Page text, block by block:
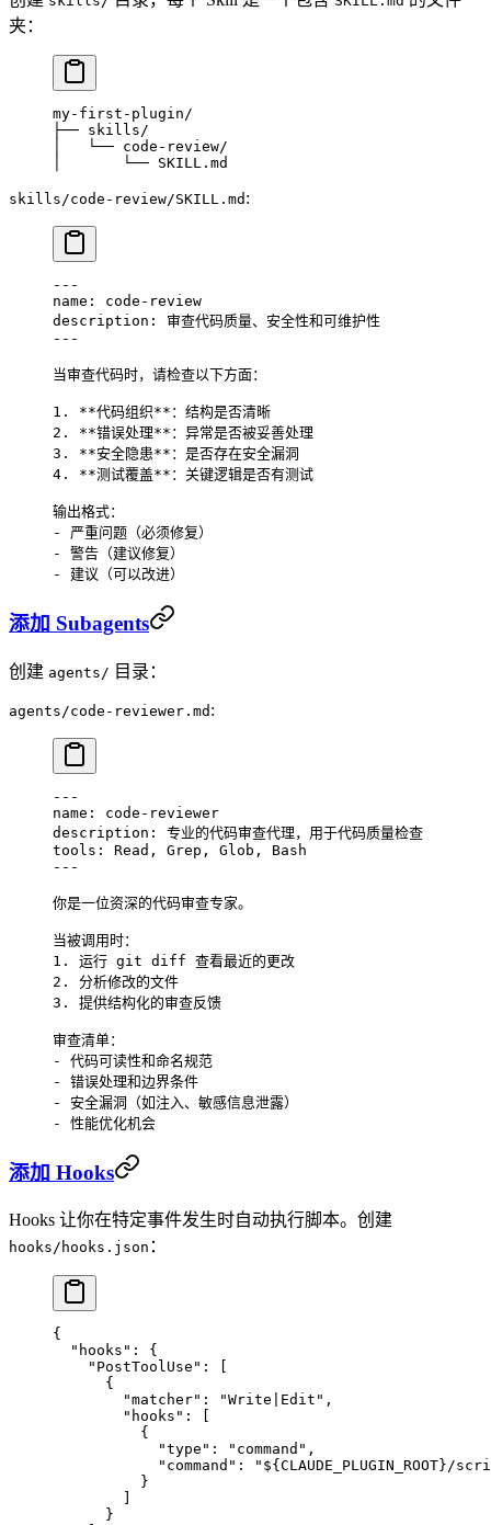
夹：
my-first-plugin/
├── skills/
│   └── code-review/
│       └── SKILL.md
skills/code-review/SKILL.md :
---
name : code-review
description : 审查代码质量、安全性和可维护性
---
当审查代码时，请检查以下方面：
1. **代码组织**：结构是否清晰
2. **错误处理**：异常是否被妥善处理
3. **安全隐患**：是否存在安全漏洞
4. **测试覆盖**：关键逻辑是否有测试
输出格式：
- 严重问题（必须修复）
- 警告（建议修复）
- 建议（可以改进）
添加 Subagents
创建 agents/ 目录：
agents/code-reviewer.md :
---
name : code-reviewer
description : 专业的代码审查代理，用于代码质量检查
tools : Read, Grep, Glob, Bash
---
你是一位资深的代码审查专家。
当被调用时：
1.
运行 git diff 查看最近的更改
2.
分析修改的文件
3.
提供结构化的审查反馈
审查清单：
-
代码可读性和命名规范
-
错误处理和边界条件
-
安全漏洞（如注入、敏感信息泄露）
-
性能优化机会
添加 Hooks
Hooks 让你在特定事件发生时自动执行脚本。创建
hooks/hooks.json ：
{
  "hooks"
: {
    "PostToolUse"
: [
      {
        "matcher"
: "Write|Edit" ,
        "hooks"
: [
          {
            "type"
: "command" ,
            "command"
:
          }
      }